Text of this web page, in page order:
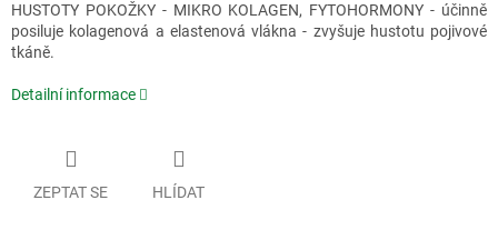
HUSTOTY POKOŽKY - MIKRO KOLAGEN, FYTOHORMONY - účinně
posiluje kolagenová a elastenová vlákna - zvyšuje hustotu pojivové
tkáně.
Detailní informace
ZEPTAT SE HLÍDAT